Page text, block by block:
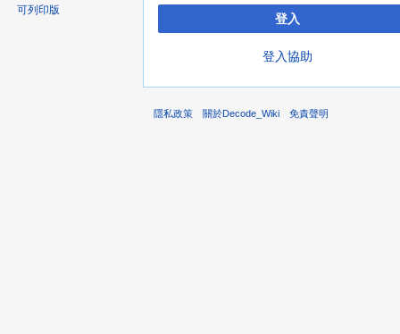
登入
登入協助
可列印版
隱私政策 關於Decode_Wiki 免責聲明